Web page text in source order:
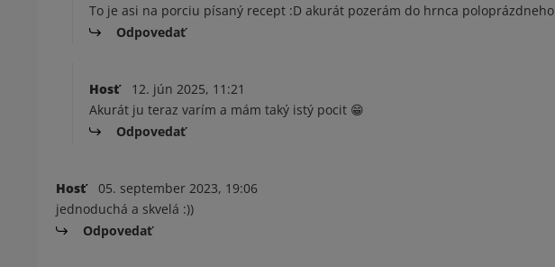
To je asi na porciu písaný recept :D akurát pozerám do hrnca poloprázdneho
Odpovedať
Hosť
12. jún 2025, 11:21
Akurát ju teraz varím a mám taký istý pocit 😁
Odpovedať
Hosť
05. september 2023, 19:06
jednoduchá a skvelá :))
Odpovedať